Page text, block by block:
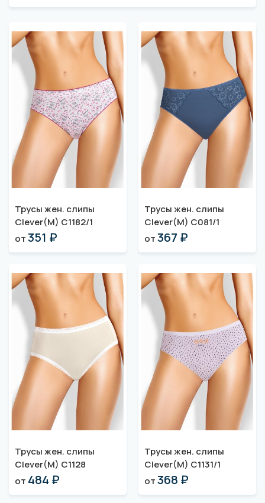
Трусы жен. слипы
Clever(M) C1182/1
от351 ₽
Трусы жен. слипы
Clever(M) C081/1
от367 ₽
Трусы жен. слипы
Clever(M) C1128
от 484 ₽
Трусы жен. слипы
Clever(M) C1131/1
от368 ₽